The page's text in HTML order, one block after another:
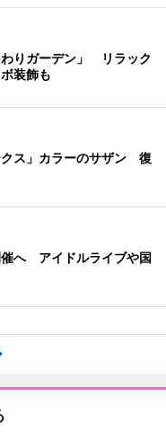
りガーデン」 リラック
装飾も
ス」カラーのサザン 復
へ アイドルライブや国